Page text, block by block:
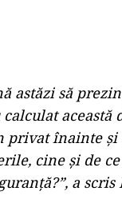
astăzi să
privat înainte și
cine și de
a scris